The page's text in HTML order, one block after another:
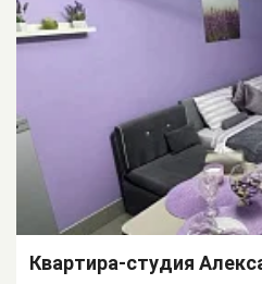
Квартира-студия